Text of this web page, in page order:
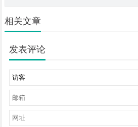
相关文章
发表评论